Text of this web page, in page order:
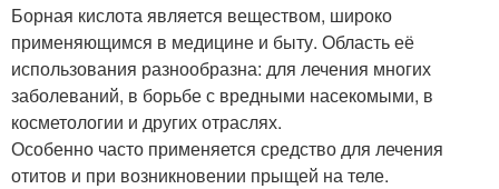
Борная кислота является веществом, широко
применяющимся в медицине и быту. Область её
использования разнообразна: для лечения многих
заболеваний, в борьбе с вредными насекомыми, в
косметологии и других отраслях.
Особенно часто применяется средство для лечения
отитов и при возникновении прыщей на теле.